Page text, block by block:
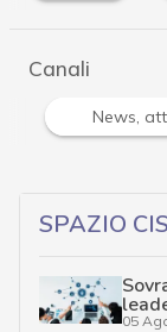
Canali
hacker e
SPAZIO
05